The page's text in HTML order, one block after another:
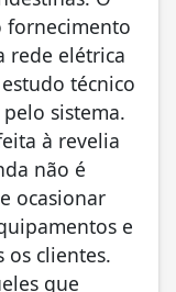
rede elétrica
técnico
sistema.
à revelia
não é
ocasionar
e
os clientes.
que